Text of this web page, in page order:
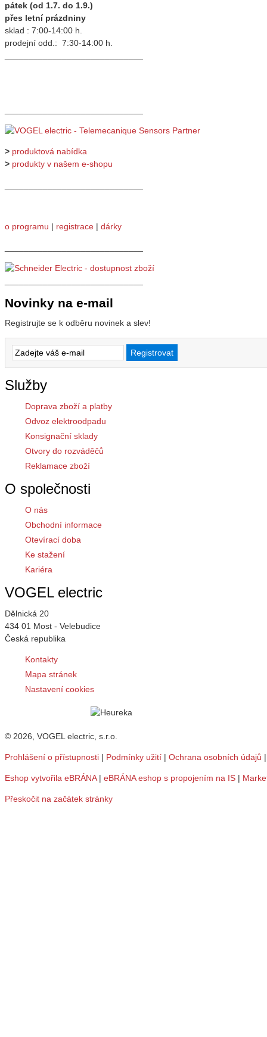
pátek (od 1.7. do 1.9.)
přes letní prázdniny
sklad : 7:00-14:00 h.
prodejní odd.: 7:30-14:00 h.
> produktová nabídka
> produkty v našem e-shopu
o programu | registrace | dárky
Novinky na e-mail
Registrujte se k odběru novinek a slev!
Služby
Doprava zboží a platby
Odvoz elektroodpadu
Konsignační sklady
Otvory do rozváděčů
Reklamace zboží
O společnosti
O nás
Obchodní informace
Otevírací doba
Ke stažení
Kariéra
VOGEL electric
Dělnická 20
434 01 Most - Velebudice
Česká republika
Kontakty
Mapa stránek
Nastavení cookies
© 2026, VOGEL electric, s.r.o.
Prohlášení o přístupnosti | Podmínky užití | Ochrana osobních údajů
Eshop vytvořila eBRÁNA| eBRÁNA eshop s propojením na IS |
Přeskočit na začátek stránky